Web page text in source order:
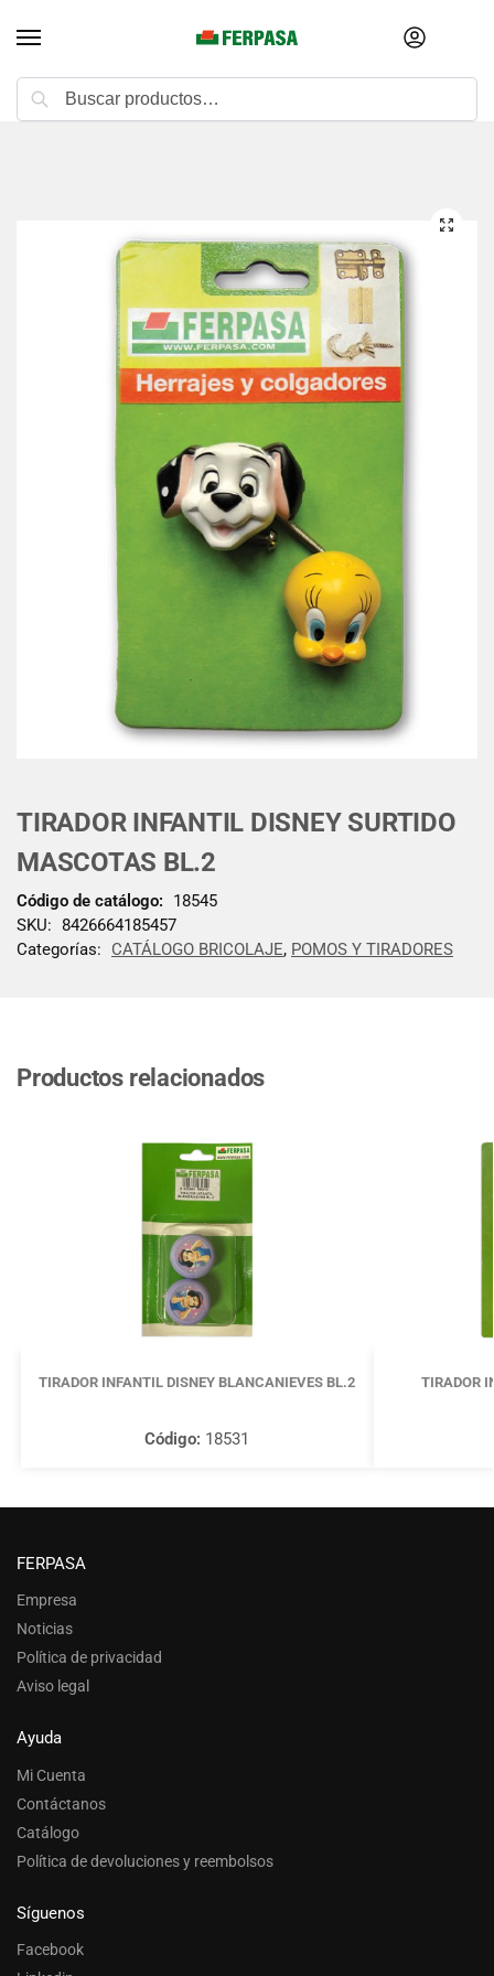
TIRADOR INFANTIL DISNEY SURTIDO
MASCOTAS BL.2
Código de catálogo:
18545
SKU: 8426664185457
Categorías:
CATÁLOGO BRICOLAJE, POMOS Y TIRADORES
Productos relacionados
TIRADOR INFANTIL DISNEY BLANCANIEVES BL.2
Código: 18531
TIRADOR
FERPASA
Empresa
Noticias
Política de privacidad
Aviso legal
Ayuda
Mi Cuenta
Contáctanos
Catálogo
Política de devoluciones y reembolsos
Síguenos
Facebook